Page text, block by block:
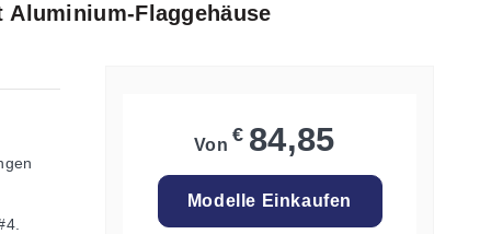
Flaggehäuse
Von € 84,85
Modelle Einkaufen